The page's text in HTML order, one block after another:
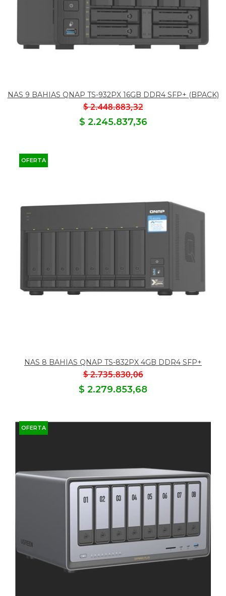
NAS 9 BAHIAS QNAP TS-932PX 16GB DDR4 SFP+ (BPACK)
$ 2.448.883,32
$ 2.245.837,36
OFERTA
NAS 8 BAHIAS QNAP TS-832PX 4GB DDR4 SFP+
$ 2.735.830,06
$ 2.279.853,68
OFERTA